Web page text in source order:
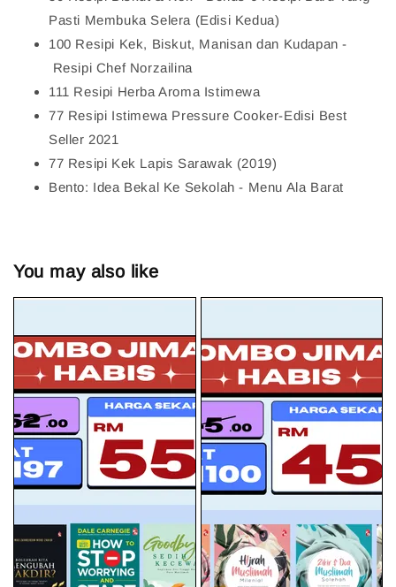
Pasti Membuka Selera (Edisi Kedua)
100 Resipi Kek, Biskut, Manisan dan Kudapan -
Resipi Chef Norzailina
111 Resipi Herba Aroma Istimewa
77 Resipi Istimewa Pressure Cooker-Edisi Best
Seller 2021
77 Resipi Kek Lapis Sarawak (2019)
Bento: Idea Bekal Ke Sekolah - Menu Ala Barat
You may also like